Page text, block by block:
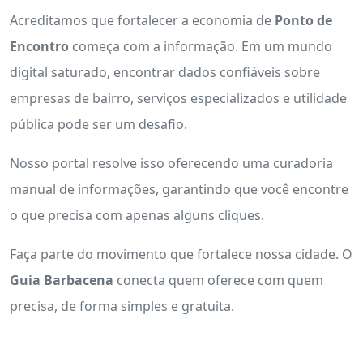
Acreditamos que fortalecer a economia de Ponto de
Encontro começa com a informação. Em um mundo
digital saturado, encontrar dados confiáveis sobre
empresas de bairro, serviços especializados e utilidade
pública pode ser um desafio.
Nosso portal resolve isso oferecendo uma curadoria
manual de informações, garantindo que você encontre
o que precisa com apenas alguns cliques.
Faça parte do movimento que fortalece nossa cidade. O
Guia Barbacena conecta quem oferece com quem
precisa, de forma simples e gratuita.